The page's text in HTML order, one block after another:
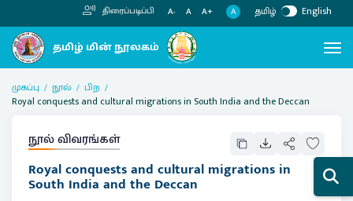
திரைப்படிப்பி A- A A+ A தமிழ் English
முகப்பு நூல்
பிற
Royal conquests and cultural migrations in South India and the Deccan
நூல் விவரங்கள்
Royal conquests and cultural migrations in
South India and the Deccan